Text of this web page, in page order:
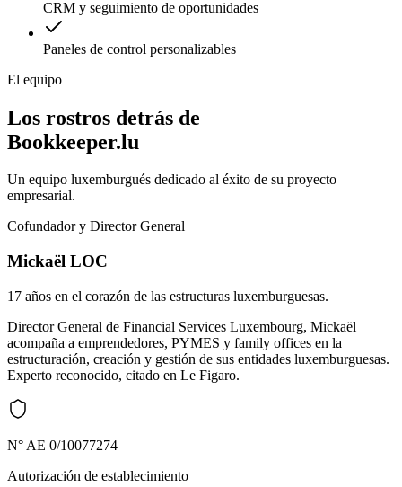
CRM y seguimiento de oportunidades
Paneles de control personalizables
El equipo
Los rostros detrás de
Bookkeeper.lu
Un equipo luxemburgués dedicado al éxito de su proyecto
empresarial.
Cofundador y Director General
Mickaël LOC
17 años en el corazón de las estructuras luxemburguesas.
Director General de Financial Services Luxembourg, Mickaël
acompaña a emprendedores, PYMES y family offices en la
estructuración, creación y gestión de sus entidades luxemburguesas.
Experto reconocido, citado en Le Figaro.
N° AE 0/10077274
Autorización de establecimiento